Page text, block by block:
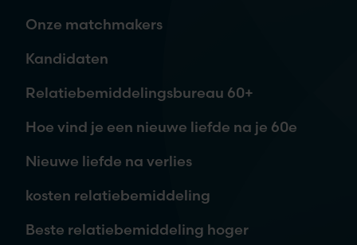
Onze matchmakers
Kandidaten
Relatiebemiddelingsbureau 60+
Hoe vind je een nieuwe liefde na je 60e
Nieuwe liefde na verlies
kosten relatiebemiddeling
Beste relatiebemiddeling hoger
waarna je kunt beslissen om meer informatie te ontvangen of